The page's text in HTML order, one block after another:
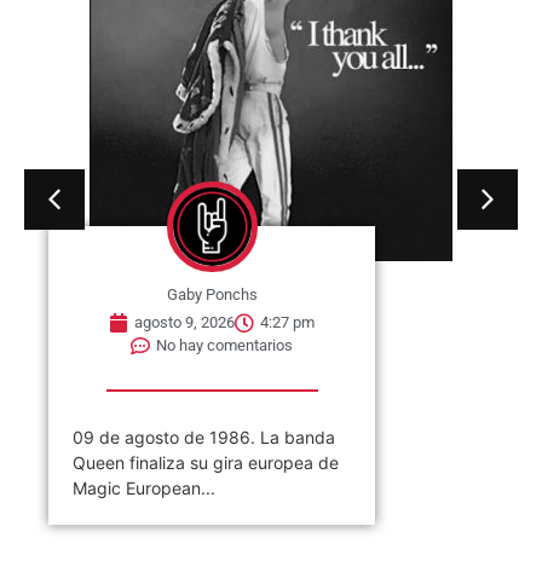
No hay comentarios
09 de agosto de 1969. Se publica
en Estados Unidos a través de
ATCO Records,...